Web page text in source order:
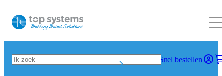
Snel bestellen